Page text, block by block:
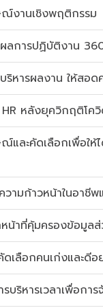
งานเชิงพฤติกรรม
ผลการปฏิบัติงาน
ริหารผลงาน ให้สอ
HR หลังยุควิกฤติโค
และคัดเลือกเพื่อให้
วามก้าวหน้าในอา
น้าที่คุ้มครองข้อมูล
ดเลือกคนเก่งและดี
บริหารเวลาเพื่อกา